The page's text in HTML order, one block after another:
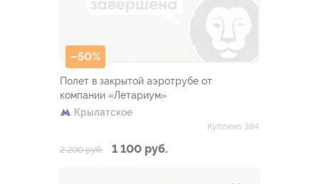
–50%
Полет в закрытой аэротрубе от
компании «Летариум»
Крылатское
2 200 руб. 1 100 руб.
Куплено 384